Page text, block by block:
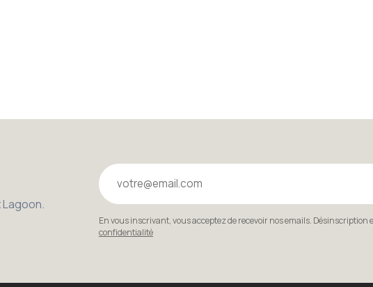
Votre email
En vous inscrivant, vous acceptez de recevoir nos emails. Désinscription
confidentialité